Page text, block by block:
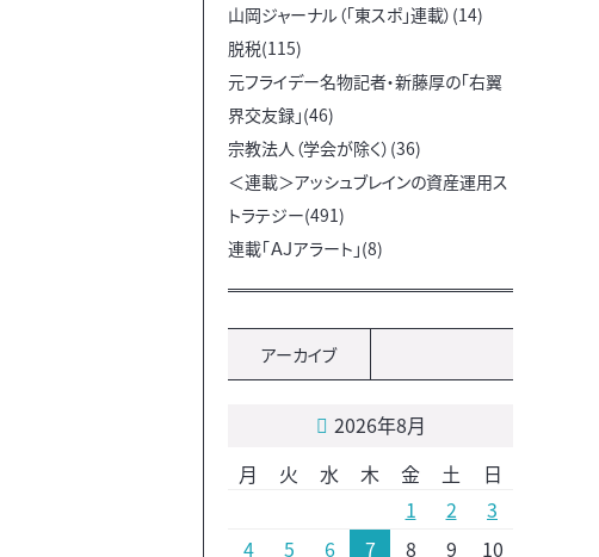
山岡ジャーナル（「東スポ」連載）(14)
脱税(115)
元フライデー名物記者・新藤厚の「右翼
界交友録」(46)
宗教法人（学会が除く）(36)
＜連載＞アッシュブレインの資産運用ス
トラテジー(491)
連載「ＡＪアラート」(8)
アーカイブ
2026年8月
月
火 水 木 金 土
日
1
2
3
4
5 6 7 8 9 10